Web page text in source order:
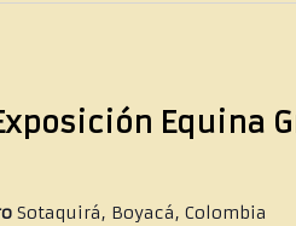
Equina
Sotaquirá, Boyacá, Colombia